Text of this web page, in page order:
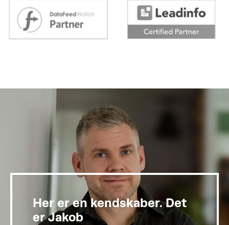
Her er en kendskaber. Det
er Jakob